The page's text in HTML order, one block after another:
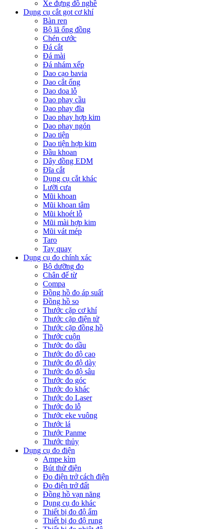
Xe đựng đồ nghề
Dụng cụ cắt gọt cơ khí
Bàn ren
Bộ lã ống đồng
Chén cước
Đá cắt
Đá mài
Đá nhám xếp
Dao cạo bavia
Dao cắt ống
Dao doa lỗ
Dao phay cầu
Dao phay đĩa
Dao phay hợp kim
Dao phay ngón
Dao tiện
Dao tiện hợp kim
Đầu khoan
Dây đồng EDM
Đĩa cắt
Dụng cụ cắt khác
Lưỡi cưa
Mũi khoan
Mũi khoan tâm
Mũi khoét lỗ
Mũi mài hợp kim
Mũi vát mép
Taro
Tay quay
Dụng cụ đo chính xác
Bộ dưỡng đo
Chân đế từ
Compa
Đồng hồ đo áp suất
Đồng hồ so
Thước cặp cơ khí
Thước cặp điện tử
Thước cặp đồng hồ
Thước cuộn
Thước đo dầu
Thước đo độ cao
Thước đo độ dày
Thước đo độ sâu
Thước đo góc
Thước đo khác
Thước đo Laser
Thước đo lỗ
Thước eke vuông
Thước lá
Thước Panme
Thước thủy
Dụng cụ đo điện
Ampe kìm
Bút thử điện
Đo điện trở cách điện
Đo điện trở đất
Đồng hồ vạn năng
Dụng cụ đo khác
Thiết bị đo độ ẩm
Thiết bị đo độ rung